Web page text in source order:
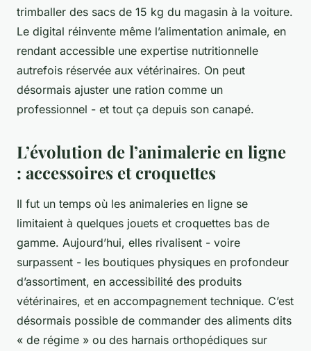
trimballer des sacs de 15 kg du magasin à la voiture.
Le digital réinvente même l’alimentation animale, en
rendant accessible une expertise nutritionnelle
autrefois réservée aux vétérinaires. On peut
désormais ajuster une ration comme un
professionnel - et tout ça depuis son canapé.
L’évolution de l’animalerie en ligne
: accessoires et croquettes
Il fut un temps où les animaleries en ligne se
limitaient à quelques jouets et croquettes bas de
gamme. Aujourd’hui, elles rivalisent - voire
surpassent - les boutiques physiques en profondeur
d’assortiment, en accessibilité des produits
vétérinaires, et en accompagnement technique. C’est
désormais possible de commander des aliments dits
« de régime » ou des harnais orthopédiques sur